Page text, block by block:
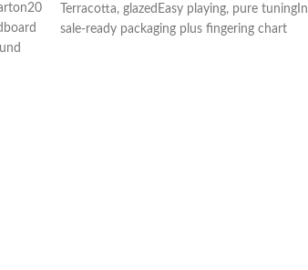
Terracotta, glazedEasy playing, pure tuningIn
sale-ready packaging plus fingering chart